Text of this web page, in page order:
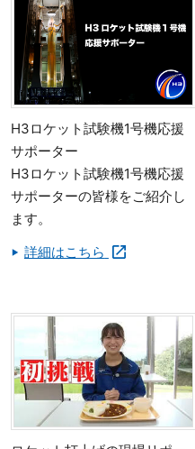
H3ロケット試験機1号機応援
サポーター
H3ロケット試験機1号機応援
サポーターの皆様をご紹介し
ます。
詳細はこちら